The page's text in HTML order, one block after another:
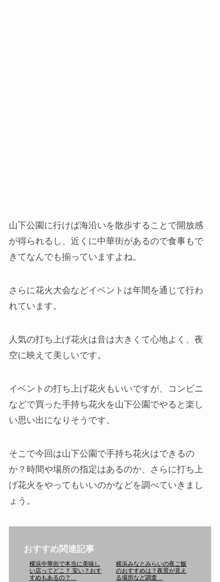
山下公園に行けば海沿いを散歩することで開放感
が得られるし、近くに中華街があるので食事もで
きてなんでも揃っていますよね。
さらに花火大会などイベントは年間を通じて行わ
れています。
人気の打ち上げ花火は音は大きくて心地よく、夜
空に映えて美しいです。
イベントの打ち上げ花火もいいですが、コンビニ
などで買った手持ち花火を山下公園でやると楽し
い思い出になりそうです。
そこで今回は山下公園で手持ち花火はできるの
か？時間や場所の指定はあるのか、さらに打ち上
げ花火をやってもいいのかなどを調べていきまし
ょう。
おすすめ関連記事
横浜中華街で本当に美味し
い店ってどこ？ 安い？おす
すめもあるの？
横浜みなとみらいの夜ご飯
のおすすめは？夜景が見え
る場所など調査